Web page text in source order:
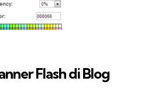
Flash di Blog